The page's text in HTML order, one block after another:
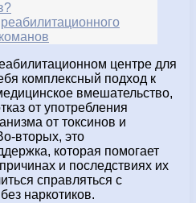
центре для
комплексный подход к
вмешательство,
от употребления
от токсинов и
вторых, это
которая помогает
и последствиях их
справляться с
наркотиков.